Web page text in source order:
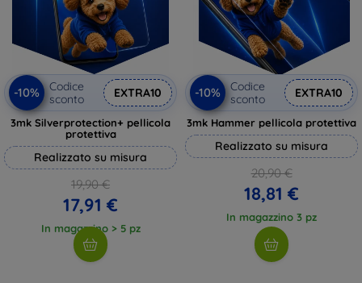
-10%
Codice
sconto
EXTRA10
3mk Silverprotection+ pellicola
protettiva
Realizzato su misura
19,90 €
17,91 €
In magazzino > 5 pz
-10%
Codice
sconto
EXTRA10
3mk Hammer pellicola protettiva
Realizzato su misura
20,90 €
18,81 €
In magazzino 3 pz